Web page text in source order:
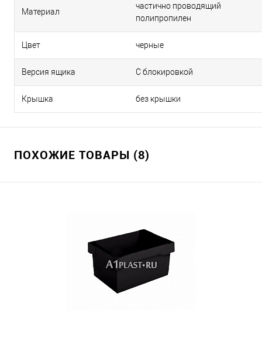
Материал
частично проводящий
полипропилен
Цвет черные
Версия ящика С блокировкой
Крышка без крышки
ПОХОЖИЕ ТОВАРЫ (8)